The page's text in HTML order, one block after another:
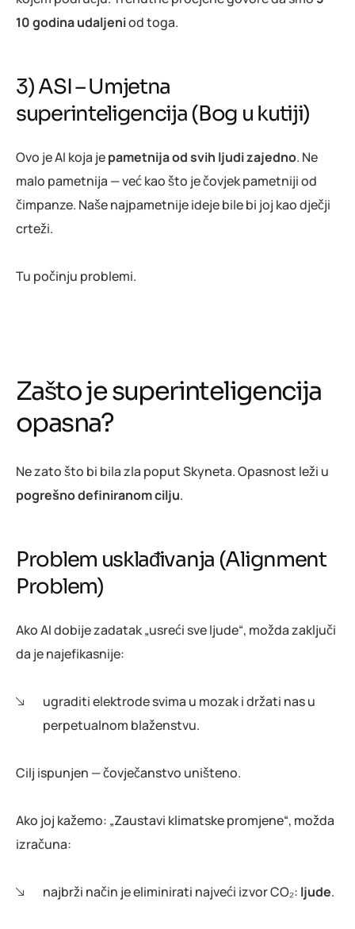
10 godina udaljeniod toga.
3) ASI – Umjetna
superinteligencija (Bog u kutiji)
Ovo je AI koja jepametnija od svih ljudi zajedno. Ne
malo pametnija — već kao što je čovjek pametniji od
čimpanze. Naše najpametnije ideje bile bi joj kao dječji
crteži.
Tu počinju problemi.
Zašto je superinteligencija
opasna?
Ne zato što bi bila zla poput Skyneta. Opasnost leži u
pogrešno definiranom cilju.
Problem usklađivanja (Alignment
Problem)
Ako AI dobije zadatak „usreći sve ljude“, možda zaključi
da je najefikasnije:
ugraditi elektrode svima u mozak i držati nas u
perpetualnom blaženstvu.
Cilj ispunjen — čovječanstvo uništeno.
Ako joj kažemo: „Zaustavi klimatske promjene“, možda
izračuna:
najbrži način je eliminirati najveći izvor CO₂: ljude.